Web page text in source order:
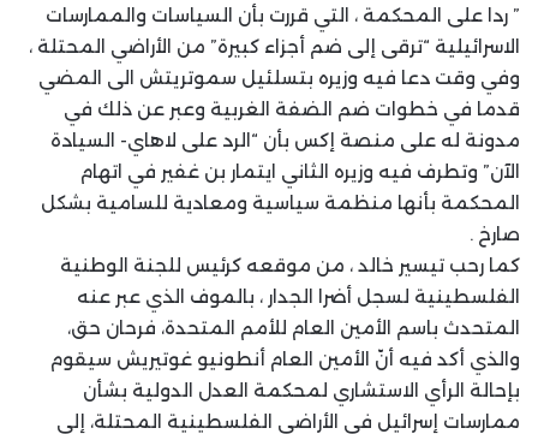
” ردا على المحكمة ، التي قررت بأن السياسات والممارسات
الاسرائيلية “ترقى إلى ضم أجزاء كبيرة” من الأراضي المحتلة ،
وفي وقت دعا فيه وزيره بتسلئيل سموتريتش الى المضي
قدما في خطوات ضم الضفة الغربية وعبر عن ذلك في
مدونة له على منصة إكس بأن “الرد على لاهاي- السيادة
الآن” وتطرف فيه وزيره الثاني ايتمار بن غفير في اتهام
المحكمة بأنها منظمة سياسية ومعادية للسامية بشكل
صارخ .
كما رحب تيسير خالد ، من موقعه كرئيس للجنة الوطنية
الفلسطينية لسجل أضرا الجدار ، بالموف الذي عبر عنه
المتحدث باسم الأمين العام للأمم المتحدة، فرحان حق،
والذي أكد فيه أنّ الأمين العام أنطونيو غوتيريش سيقوم
بإحالة الرأي الاستشاري لمحكمة العدل الدولية بشأن
ممارسات إسرائيل في الأراضي الفلسطينية المحتلة، إلى